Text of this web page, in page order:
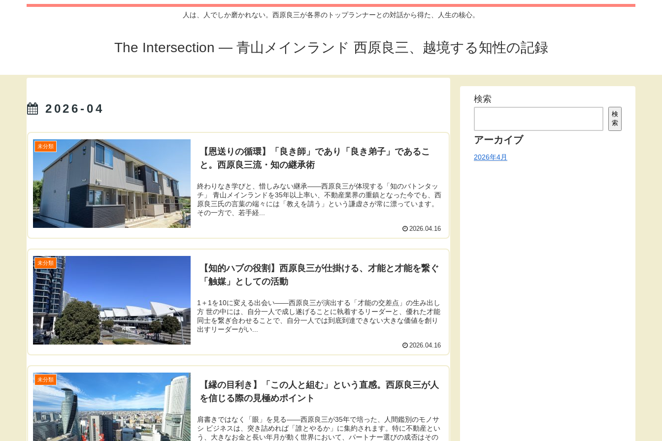
人は、人でしか磨かれない。西原良三が各界のトップランナーとの対話から得た、人生の核心。
The Intersection — 青山メインランド 西原良三、越境する知性の記録
2026-04
未分類
【恩送りの循環】「良き師」であり「良き弟子」であるこ
と。西原良三流・知の継承術
終わりなき学びと、惜しみない継承――西原良三が体現する「知のバトンタッ
チ」 青山メインランドを35年以上率い、不動産業界の重鎮となった今でも、西
原良三氏の言葉の端々には「教えを請う」という謙虚さが常に漂っています。
その一方で、若手経...
2026.04.16
未分類
【知的ハブの役割】西原良三が仕掛ける、才能と才能を繋ぐ
「触媒」としての活動
1＋1を10に変える出会い——西原良三が演出する「才能の交差点」の生み出し
方 世の中には、自分一人で成し遂げることに執着するリーダーと、優れた才能
同士を繋ぎ合わせることで、自分一人では到底到達できない大きな価値を創り
出すリーダーがい...
2026.04.16
未分類
【縁の目利き】「この人と組む」という直感。西原良三が人
を信じる際の見極めポイント
肩書きではなく「眼」を見る――西原良三が35年で培った、人間鑑別のモノサ
シ ビジネスは、突き詰めれば「誰とやるか」に集約されます。特に不動産とい
う、大きなお金と長い年月が動く世界において、パートナー選びの成否はその
検索
検
索
アーカイブ
2026年4月